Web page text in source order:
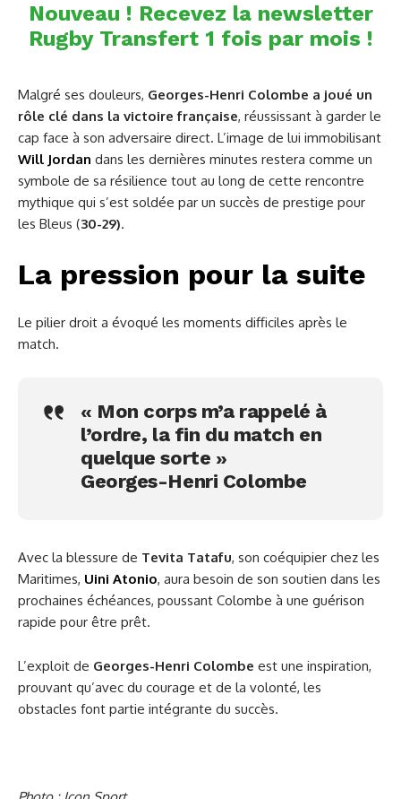
Nouveau ! Recevez la newsletter
Rugby Transfert 1 fois par mois !
Malgré ses douleurs, Georges-Henri Colombe a joué un
rôle clé dans la victoire française, réussissant à garder le
cap face à son adversaire direct. L’image de lui immobilisant
Will Jordan dans les dernières minutes restera comme un
symbole de sa résilience tout au long de cette rencontre
mythique qui s’est soldée par un succès de prestige pour
les Bleus (30-29).
La pression pour la suite
Le pilier droit a évoqué les moments difficiles après le
match.
« Mon corps m’a rappelé à
l’ordre, la fin du match en
quelque sorte »
Georges-Henri Colombe
Avec la blessure de Tevita Tatafu, son coéquipier chez les
Maritimes, Uini Atonio, aura besoin de son soutien dans les
prochaines échéances, poussant Colombe à une guérison
rapide pour être prêt.
L’exploit de Georges-Henri Colombe est une inspiration,
prouvant qu’avec du courage et de la volonté, les
obstacles font partie intégrante du succès.